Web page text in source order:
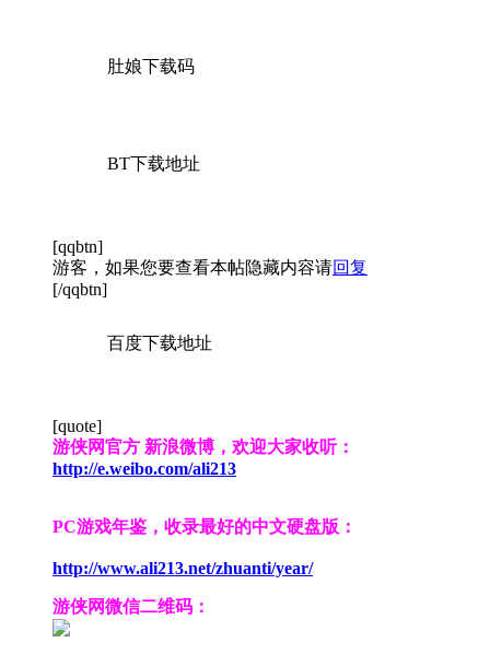
肚娘下载码
BT下载地址
[qqbtn]
游客，如果您要查看本帖隐藏内容请回复
[/qqbtn]
百度下载地址
[quote]
游侠网官方 新浪微博，欢迎大家收听：
http://e.weibo.com/ali213
PC游戏年鉴，收录最好的中文硬盘版：
http://www.ali213.net/zhuanti/year/
游侠网微信二维码：